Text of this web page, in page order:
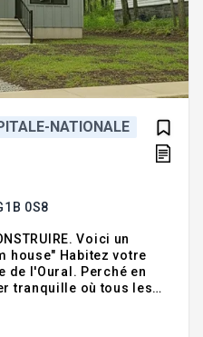
NATIONALE
0S8
Voici un
house" Habitez votre
de l'Oural. Perché en
tranquille où tous les
Climat possible. Une